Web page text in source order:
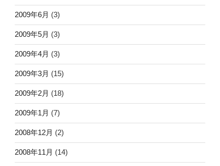
2009年6月 (3)
2009年5月 (3)
2009年4月 (3)
2009年3月 (15)
2009年2月 (18)
2009年1月 (7)
2008年12月 (2)
2008年11月 (14)